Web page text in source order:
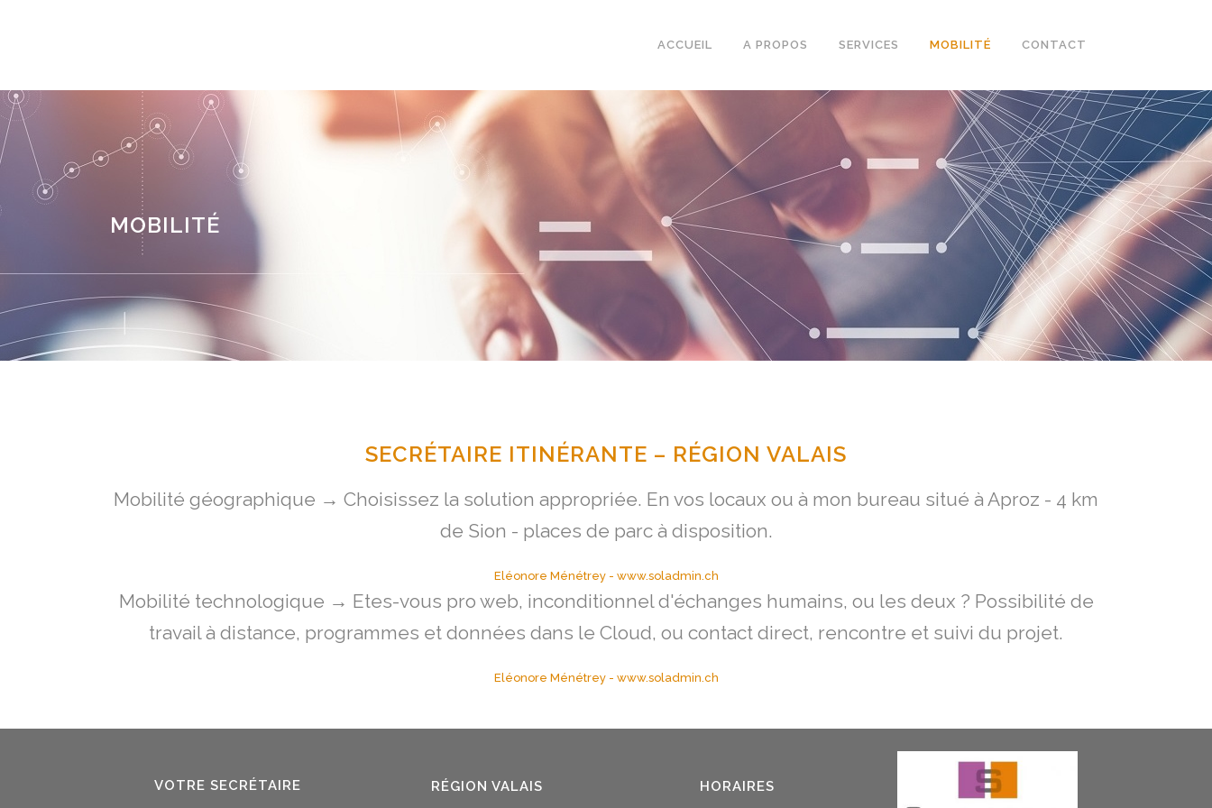
ACCUEIL A PROPOS SERVICES MOBILITÉ CONTACT
MOBILITÉ
SECRÉTAIRE ITINÉRANTE – RÉGION VALAIS
Mobilité géographique → Choisissez la solution appropriée. En vos locaux ou à mon bureau situé à Aproz - 4 km
de Sion - places de parc à disposition.
Eléonore Ménétrey- www.soladmin.ch
Mobilité technologique → Etes-vous pro web, inconditionnel d'échanges humains, ou les deux ? Possibilité de
travail à distance, programmes et données dans le Cloud, ou contact direct, rencontre et suivi du projet.
Eléonore Ménétrey- www.soladmin.ch
VOTRE SECRÉTAIRE RÉGION VALAIS HORAIRES